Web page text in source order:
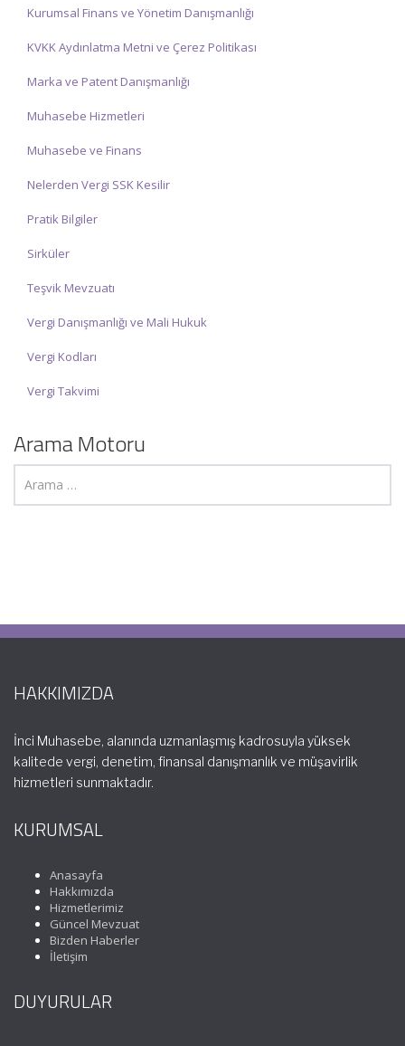
Kurumsal Finans ve Yönetim Danışmanlığı
KVKK Aydınlatma Metni ve Çerez Politikası
Marka ve Patent Danışmanlığı
Muhasebe Hizmetleri
Muhasebe ve Finans
Nelerden Vergi SSK Kesilir
Pratik Bilgiler
Sirküler
Teşvik Mevzuatı
Vergi Danışmanlığı ve Mali Hukuk
Vergi Kodları
Vergi Takvimi
Arama Motoru
HAKKIMIZDA
İnci Muhasebe, alanında uzmanlaşmış kadrosuyla yüksek
kalitede vergi, denetim, finansal danışmanlık ve müşavirlik
hizmetleri sunmaktadır.
KURUMSAL
Anasayfa
Hakkımızda
Hizmetlerimiz
Güncel Mevzuat
Bizden Haberler
İletişim
DUYURULAR